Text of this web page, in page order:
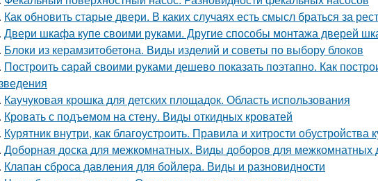
Как обновить старые двери. В каких случаях есть смысл браться за
Двери шкафа купе своими руками. Другие способы монтажа дверей
Блоки из керамзитобетона. Виды изделий и советы по выбору блоков
Построить сарай своими руками дешево показать поэтапно. Как
Каучуковая крошка для детских площадок. Область использования
Кровать с подъемом на стену. Виды откидных кроватей
Курятник внутри, как благоустроить. Правила и хитрости обустройства
Доборная доска для межкомнатных. Виды доборов для межкомнатных
Клапан сброса давления для бойлера. Виды и разновидности